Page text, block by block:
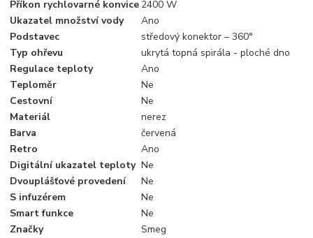
Příkon rychlovarné konvice 2400 W
Ukazatel množství vody
Ano
Podstavec
středový konektor – 360°
Typ ohřevu
ukrytá topná spirála - ploché dno
Regulace teploty
Ano
Teploměr
Ne
Cestovní
Ne
Materiál
nerez
Barva
červená
Retro
Ano
Digitální ukazatel teploty Ne
Dvouplášťové provedení
Ne
S infuzérem
Ne
Smart funkce
Ne
Značky
Smeg